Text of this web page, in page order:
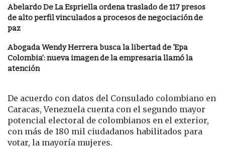
Abelardo De La Espriella ordena traslado de 117 presos
de alto perfil vinculados a procesos de negociación de
paz
Abogada Wendy Herrera busca la libertad de ‘Epa
Colombia’: nueva imagen de la empresaria llamó la
atención
De acuerdo con datos del Consulado colombiano en
Caracas, Venezuela cuenta con el segundo mayor
potencial electoral de colombianos en el exterior,
con más de 180 mil ciudadanos habilitados para
votar, la mayoría mujeres.